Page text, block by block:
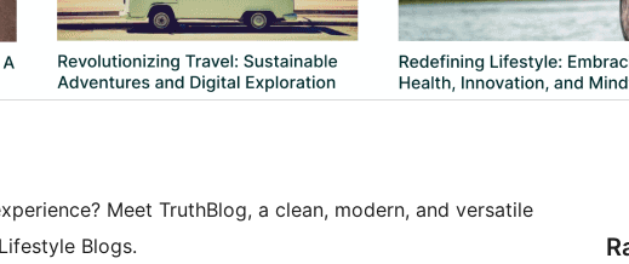
Meet TruthBlog, a clean, modern, and versatile
Blogs.